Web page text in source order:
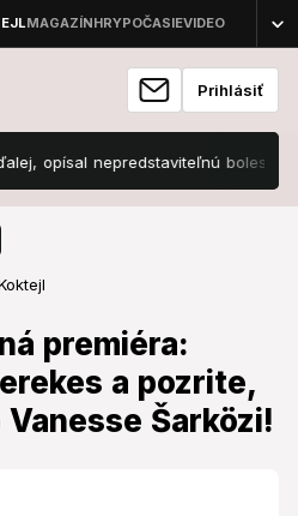
Prihlásiť
nepredstaviteľnú bolesť!
premiéra:
a pozrite,
Šarközi!
o 10:50
premiéra:
a pozrite, ako
Šarközi!
známych tvárí.